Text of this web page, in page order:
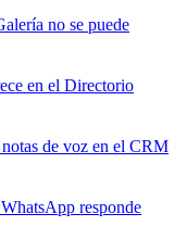
no se puede
en el Directorio
de voz en el CRM
responde